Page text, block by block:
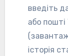
введіть
або пошті
історія